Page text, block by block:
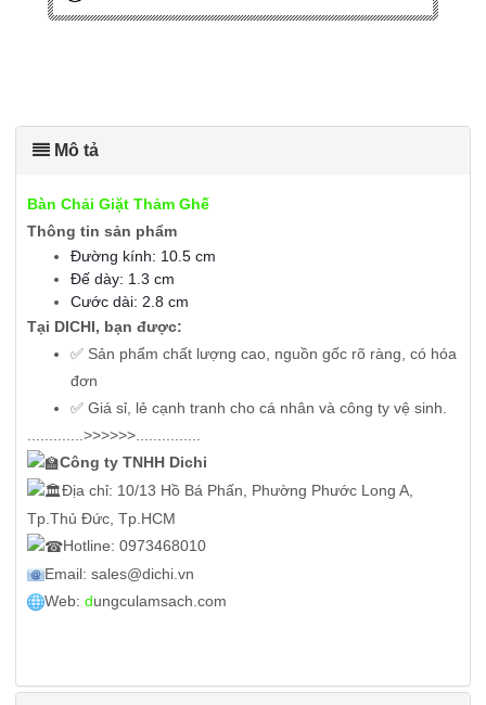
Mô tả
Bàn Chải Giặt Thảm Ghế
Thông tin sản phẩm
Đường kính: 10.5 cm
Đế dày: 1.3 cm
Cước dài: 2.8 cm
Tại DICHI, bạn được:
✅ Sản phẩm chất lượng cao, nguồn gốc rõ ràng, có hóa
đơn
✅ Giá sỉ, lẻ cạnh tranh cho cá nhân và công ty vệ sinh.
.............>>>>>>...............
Công ty TNHH Dichi
Địa chỉ: 10/13 Hồ Bá Phấn, Phường Phước Long A,
Tp.Thủ Đức, Tp.HCM
Hotline: 0973468010
Email: sales@dichi.vn
Web: dungculamsach.com